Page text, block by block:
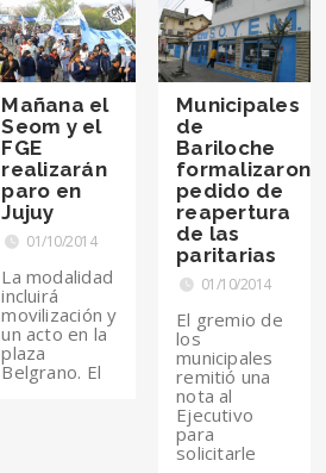
Mañana el
Seom y el
FGE
realizarán
paro en
Jujuy
01/10/2014
La modalidad
incluirá
movilización y
un acto en la
plaza
Belgrano. El
Municipales
de
Bariloche
formalizaron
pedido de
reapertura
de las
paritarias
01/10/2014
El gremio de
los
municipales
remitió una
nota al
Ejecutivo
para
solicitarle